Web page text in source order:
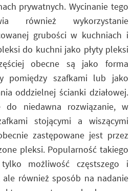
prywatnych. Wycinanie tego
również wykorzystanie
grubości w kuchniach i
do kuchni jako płyty pleksi
obecne są jako forma
pomiędzy szafkami lub jako
oddzielnej ścianki działowej.
do niedawna rozwiązanie, w
stojącymi a wiszącymi
zastępowane jest przez
pleksi. Popularność takiego
możliwość częstszego i
ale również sposób na nadanie